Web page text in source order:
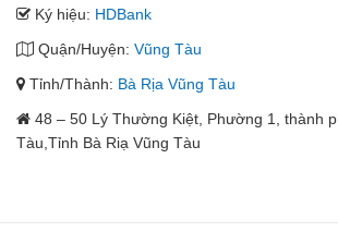
Ký hiệu: HDBank
Quận/Huyện: Vũng Tàu
Tỉnh/Thành: Bà Rịa Vũng Tàu
48 – 50 Lý Thường Kiệt, Phường 1, thành
Tàu,Tỉnh Bà Riạ Vũng Tàu